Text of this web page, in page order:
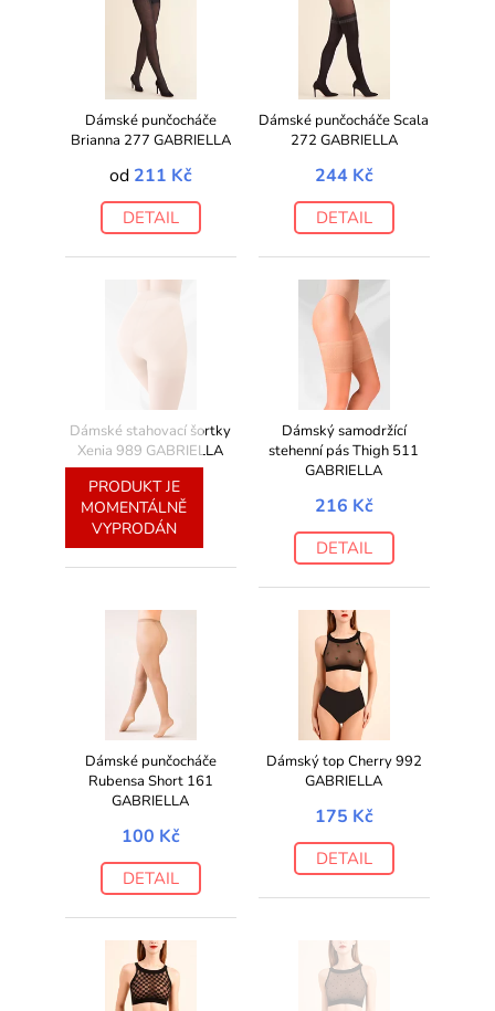
Dámské punčocháče
Brianna 277 GABRIELLA
od 211 Kč
DETAIL
Dámské punčocháče Scala
272 GABRIELLA
244 Kč
DETAIL
PRODUKT JE
MOMENTÁLNĚ
VYPRODÁN
Dámské stahovací šortky
Xenia 989 GABRIELLA
155 Kč
DETAIL
Dámský samodržící
stehenní pás Thigh 511
GABRIELLA
216 Kč
DETAIL
Dámské punčocháče
Rubensa Short 161
GABRIELLA
100 Kč
DETAIL
Dámský top Cherry 992
GABRIELLA
175 Kč
DETAIL